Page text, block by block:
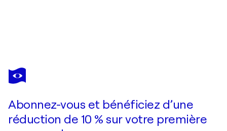
ELIANE YPERSIEL
L'adolescent, cycle de vie
Abonnez-vous et bénéficiez d’une
réduction de 10 % sur votre première